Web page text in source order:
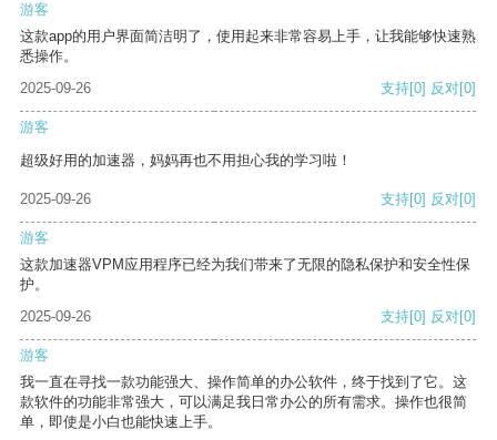
游客
这款app的用户界面简洁明了，使用起来非常容易上手，让我能够快速熟
悉操作。
2025-09-26
支持[0] 反对[0]
游客
超级好用的加速器，妈妈再也不用担心我的学习啦！
2025-09-26 支持[0] 反对[0]
游客
这款加速器VPM应用程序已经为我们带来了无限的隐私保护和安全性保
护。
2025-09-26
支持[0] 反对[0]
游客
我一直在寻找一款功能强大、操作简单的办公软件，终于找到了它。这
款软件的功能非常强大，可以满足我日常办公的所有需求。操作也很简
单，即使是小白也能快速上手。